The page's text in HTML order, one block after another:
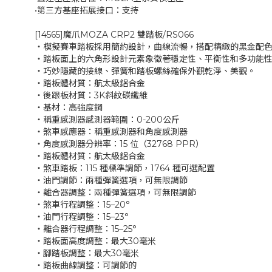
•第三方基座拓展接口：支持
[14565]魔爪MOZA CRP2 雙踏板/RS066
‧模擬賽車踏板採用簡約設計，曲線流暢，搭配精緻的黑金配
‧踏板面上的六角形設計元素象徵著穩定性、平衡性和多功能性
‧巧妙隱藏的接線、彈簧和踏板螺絲確保外觀乾淨、美觀。
‧踏板體材質：航太級鋁合金
‧後跟板材質：3K斜紋碳纖維
‧基材：高強度鋼
‧稱重感測器感測器範圍：0-200公斤
‧煞車感應器：稱重感測器和角度感測器
‧角度感測器分辨率：15 位（32768 PPR）
‧踏板體材質：航太級鋁合金
‧煞車踏板：115 種標準調節，1764 種可選配置
‧油門調節：兩種彈簧選項，可無限調節
‧離合器調整：兩種彈簧選項，可無限調節
‧煞車行程調整：15–20°
‧油門行程調整：15–23°
‧離合器行程調整：15–25°
‧踏板面高度調整：最大30毫米
‧腳踏板調整：最大30毫米
‧踏板曲線調整：可調節的